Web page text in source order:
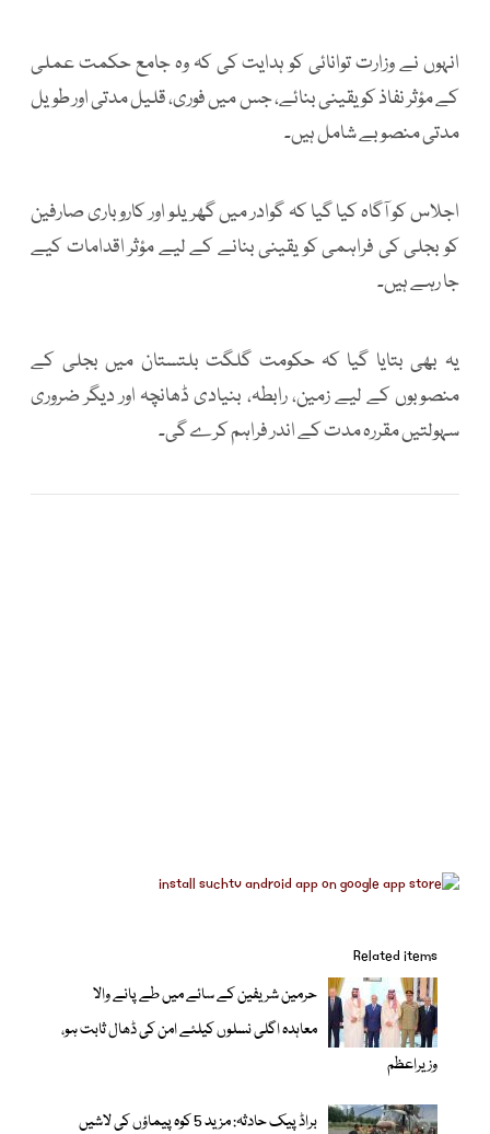
انہوں نے وزارت توانائی کو ہدایت کی کہ وہ جامع حکمت عملی
کے مؤثر نفاذ کو یقینی بنائے، جس میں فوری، قلیل مدتی اور طویل
مدتی منصوبے شامل ہیں۔
اجلاس کو آگاہ کیا گیا کہ گوادر میں گھریلو اور کاروباری صارفین
کو بجلی کی فراہمی کو یقینی بنانے کے لیے مؤثر اقدامات کیے
جا رہے ہیں۔
یہ بھی بتایا گیا کہ حکومت گلگت بلتستان میں بجلی کے
منصوبوں کے لیے زمین، رابطہ، بنیادی ڈھانچہ اور دیگر ضروری
سہولتیں مقررہ مدت کے اندر فراہم کرے گی۔
Related items
حرمین شریفین کے سائے میں طے پانے والا
معاہدہ اگلی نسلوں کیلئے امن کی ڈھال ثابت ہو،
وزیراعظم
براڈ پیک حادثہ: مزید 5 کوہ پیماؤں کی لاشیں